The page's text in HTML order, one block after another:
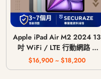
Apple iPad Air M2 2024 13
吋 WiFi / LTE 行動網路 /
128G 256G 512G 1T
$16,900 ~ $18,200